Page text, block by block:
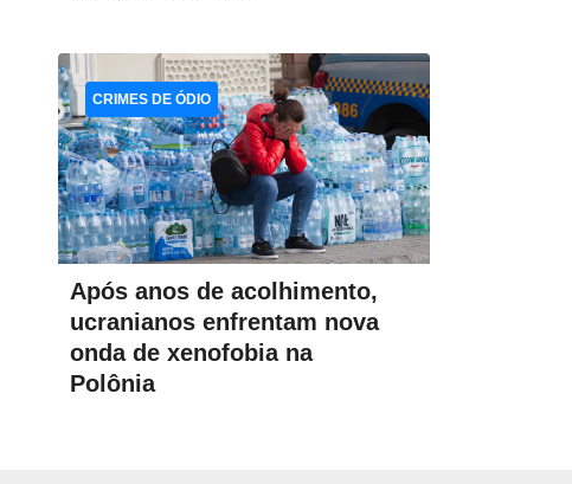
Após anos de acolhimento,
ucranianos enfrentam nova
onda de xenofobia na
Polônia
CRIMES DE ÓDIO